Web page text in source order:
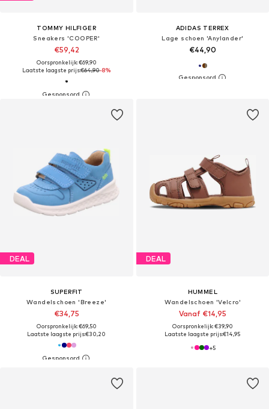
TOMMY HILFIGER
Sneakers 'COOPER'
€59,42
Oorspronkelijk: €69,90
Laatste laagste prijs:€64,90-8%
ADIDAS TERREX
Lage schoen 'Anylander'
€44,90
DEAL
SUPERFIT
Wandelschoen 'Breeze'
€34,75
Oorspronkelijk: €69,50
Laatste laagste prijs:€30,20
DEAL
HUMMEL
Wandelschoen 'Velcro'
Vanaf €14,95
Oorspronkelijk: €39,90
Laatste laagste prijs:€14,95
+5